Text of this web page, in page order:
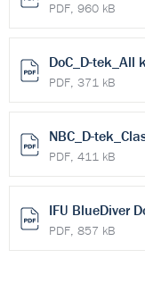
PDF, 960 kB
DoC_D-tek_All
PDF, 371 kB
NBC_D-
PDF, 411 kB
IFU BlueDiver
PDF, 857 kB